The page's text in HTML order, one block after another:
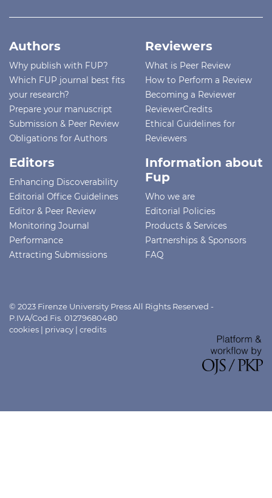
Authors
Why publish with FUP?
Which FUP journal best fits
your research?
Prepare your manuscript
Submission & Peer Review
Obligations for Authors
Reviewers
What is Peer Review
How to Perform a Review
Becoming a Reviewer
ReviewerCredits
Ethical Guidelines for
Reviewers
Editors
Enhancing Discoverability
Editorial Office Guidelines
Editor & Peer Review
Monitoring Journal
Performance
Attracting Submissions
Information about
Fup
Who we are
Editorial Policies
Products & Services
Partnerships & Sponsors
FAQ
© 2023 Firenze University Press All Rights Reserved -
P.IVA/Cod.Fis. 01279680480
cookies | privacy | credits